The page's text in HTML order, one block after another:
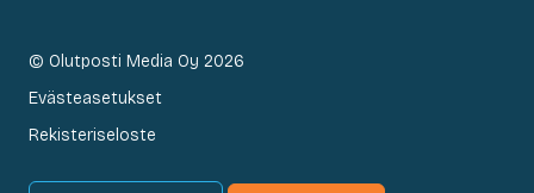
© Olutposti Media Oy 2026
Evästeasetukset
Rekisteriseloste